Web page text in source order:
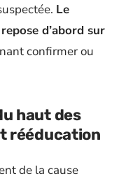
Le
d’abord sur
confirmer ou
haut des
rééducation
de la cause